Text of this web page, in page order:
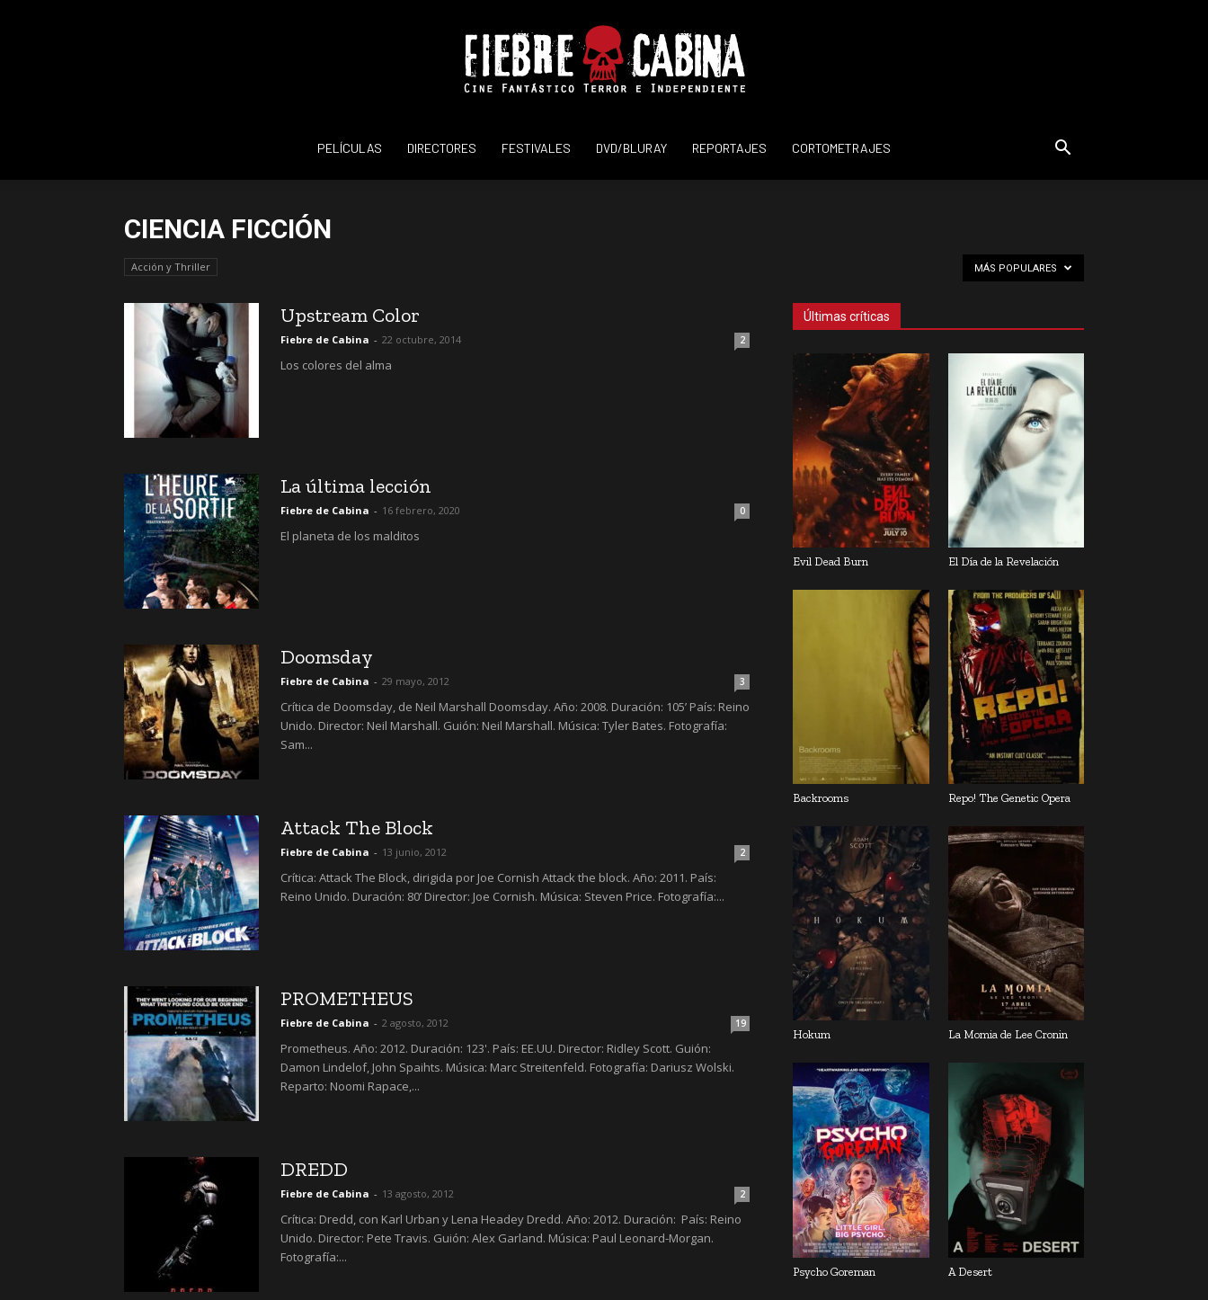
Fiebre
PELÍCULAS DIRECTORES FESTIVALES DVD/BLURAY REPORTAJES CORTOMETRAJES
CIENCIA FICCIÓN
Acción y Thriller MÁS POPULARES
Upstream Color
Fiebre de Cabina - 22 octubre, 2014 2
Los colores del alma
La última lección
Fiebre de Cabina - 16 febrero, 2020 0
El planeta de los malditos
Doomsday
Fiebre de Cabina - 29 mayo, 2012 3
Crítica de Doomsday, de Neil Marshall Doomsday. Año: 2008. Duración: 105’ País: Reino
Unido. Director: Neil Marshall. Guión: Neil Marshall. Música: Tyler Bates. Fotografía:
Sam...
Attack The Block
Fiebre de Cabina - 13 junio, 2012 2
Crítica: Attack The Block, dirigida por Joe Cornish Attack the block. Año: 2011. País:
Reino Unido. Duración: 80’ Director: Joe Cornish. Música: Steven Price. Fotografía:...
PROMETHEUS
Fiebre de Cabina - 2 agosto, 2012 19
Prometheus. Año: 2012. Duración: 123'. País: EE.UU. Director: Ridley Scott. Guión:
Damon Lindelof, John Spaihts. Música: Marc Streitenfeld. Fotografía: Dariusz Wolski.
Reparto: Noomi Rapace,...
DREDD
Fiebre de Cabina - 13 agosto, 2012 2
Crítica: Dredd, con Karl Urban y Lena Headey Dredd. Año: 2012. Duración: País: Reino
Unido. Director: Pete Travis. Guión: Alex Garland. Música: Paul Leonard-Morgan.
Fotografía:...
Últimas críticas
Evil Dead Burn El Día de la Revelación
Backrooms Repo! The Genetic Opera
Hokum La Momia de Lee Cronin
Psycho Goreman A Desert